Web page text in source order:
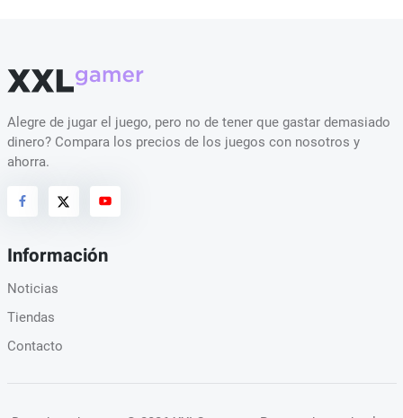
Alegre de jugar el juego, pero no de tener que gastar demasiado
dinero? Compara los precios de los juegos con nosotros y
ahorra.
Información
Noticias
Tiendas
Contacto